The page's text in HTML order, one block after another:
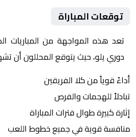
توقعات المباراة
تعد هذه المواجهة من المباريات
دوري يلو، حيث يتوقع المحللون أن
أداءً قوياً من كلا الفريقين
تبادلاً للهجمات والفرص
إثارة كبيرة طوال فترات المباراة
منافسة قوية في جميع خطوط اللعب